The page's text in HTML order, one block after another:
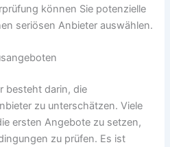
können Sie potenzielle
seriösen Anbieter auswählen.
besteht darin, die
zu unterschätzen. Viele
ersten Angebote zu setzen,
zu prüfen. Es ist